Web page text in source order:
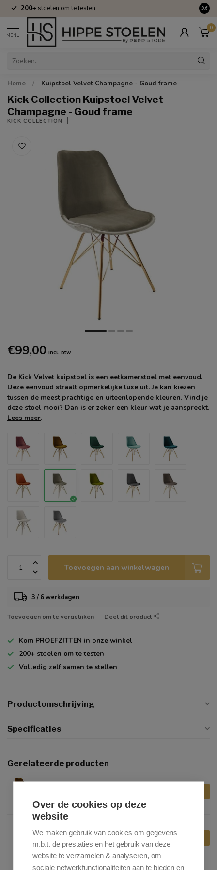
Over de cookies op deze
website
We maken gebruik van cookies om gegevens
m.b.t. de prestaties en het gebruik van deze
website te verzamelen & analyseren, om
sociale netwerkfunctionaliteiten aan te bieden en
200+ stoelen om te testen 9.6
MENU
0
Home / Kuipstoel Velvet Champagne - Goud frame
Kick Collection Kuipstoel Velvet
Champagne - Goud frame
KICK COLLECTION
€99,00 Incl. btw
De Kick Velvet kuipstoel is een eetkamerstoel met eenvoud.
Deze eenvoud straalt opmerkelijke luxe uit. Je kan kiezen
tussen de meest prachtige en uiteenlopende kleuren. Vind je
deze stoel mooi? Dan is er zeker een kleur wat je aanspreekt.
Lees meer.
Toevoegen aan winkelwagen
3 / 6 werkdagen
Toevoegen om te vergelijken Deel dit product
Kom PROEFZITTEN in onze winkel
200+ stoelen om te testen
Volledig zelf samen te stellen
Productomschrijving
Specificaties
Gerelateerde producten
Velvet Goud - Goud frame
KICK COLLECTION
Kick Collection Kuipstoel
Velvet Roze - Goud frame
€99,00